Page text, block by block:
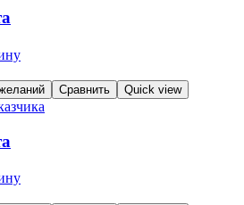
Сравнить Quick view